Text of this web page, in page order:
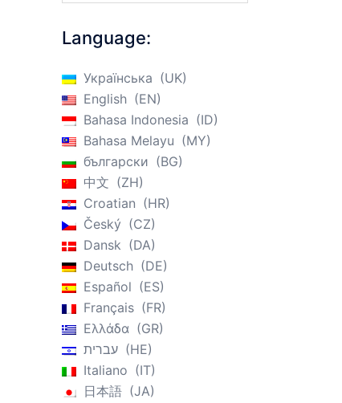
Language:
Українська
UK
English
EN
Bahasa Indonesia
ID
Bahasa Melayu
MY
български
BG
中文
ZH
Croatian
HR
Český
CZ
Dansk
DA
Deutsch
DE
Español
ES
Français
FR
Ελλάδα
GR
עברית
HE
Italiano
IT
日本語
JA